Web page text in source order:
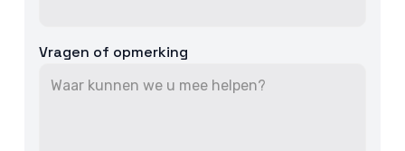
Vragen of opmerking